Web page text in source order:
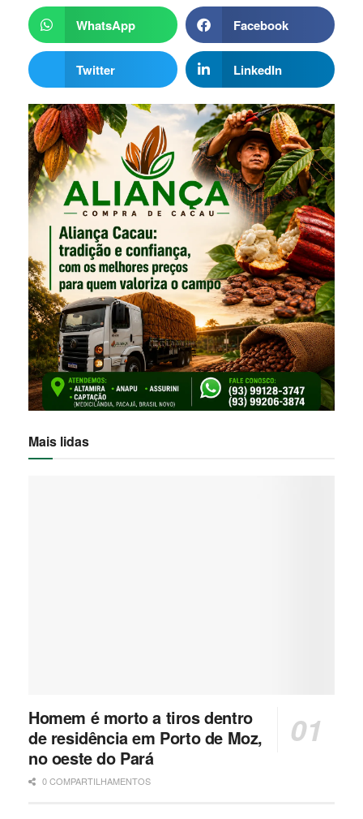
WhatsApp Facebook
Twitter LinkedIn
Mais lidas
Homem é morto a tiros dentro
de residência em Porto de Moz,
no oeste do Pará
0 COMPARTILHAMENTOS